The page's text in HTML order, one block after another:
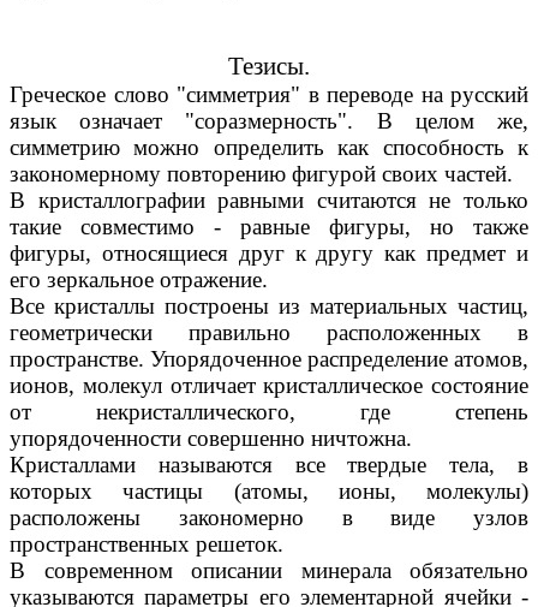
Тезисы.
Греческое слово "симметрия" в переводе на русский
язык означает "соразмерность". В целом же,
симметрию можно определить как способность к
закономерному повторению фигурой своих частей.
В кристаллографии равными считаются не только
такие совместимо - равные фигуры, но также
фигуры, относящиеся друг к другу как предмет и
его зеркальное отражение.
Все кристаллы построены из материальных частиц,
геометрически правильно расположенных в
пространстве. Упорядоченное распределение атомов,
ионов, молекул отличает кристаллическое состояние
от некристаллического, где степень
упорядоченности совершенно ничтожна.
Кристаллами называются все твердые тела, в
которых частицы (атомы, ионы, молекулы)
расположены закономерно в виде узлов
пространственных решеток.
В современном описании минерала обязательно
указываются параметры его элементарной ячейки -